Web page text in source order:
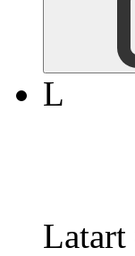
L
Latart